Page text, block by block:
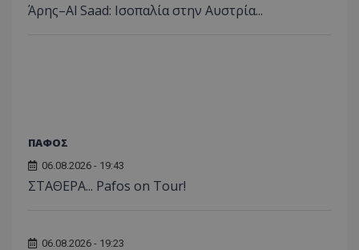
Άρης–Al Saad: Ισοπαλία στην Αυστρία...
ΠΑΦΟΣ
06.08.2026 - 19:43
ΣΤΑΘΕΡΑ... Pafos on Tour!
06.08.2026 - 19:23